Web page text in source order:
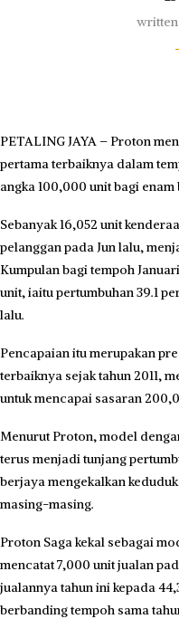
PETALING JAYA – Proton
pertama terbaiknya dalam
angka 100,000 unit bagi
Sebanyak 16,052 unit
pelanggan pada Jun lalu,
Kumpulan bagi tempoh
unit, iaitu pertumbuhan 39.1
lalu.
Pencapaian itu merupakan
terbaiknya sejak tahun 2011,
untuk mencapai sasaran
Menurut Proton, model
terus menjadi tunjang
berjaya mengekalkan
masing-masing.
Proton Saga kekal sebagai
mencatat 7,000 unit jualan
jualannya tahun ini kepada
berbanding tempoh sama